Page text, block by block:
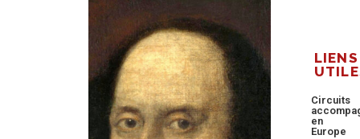
LIENS
Circuits
en
Europe